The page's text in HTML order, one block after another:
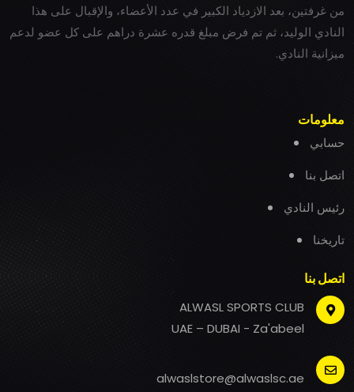
من غرفتين، بعد الازدياد الكبير في عدد الأعضاء، والإقبال على هذا
النادي الوليد، ثم تم فرض مبلغ قدره عشرة دراهم على كل عضو لدعم
ميزانية النادي.
معلومات
حسابي
اتصل بنا
رئيس النادي
تاريخنا
اتصل بنا
ALWASL SPORTS CLUB
UAE – DUBAI - Za'abeel
alwaslstore@alwaslsc.ae